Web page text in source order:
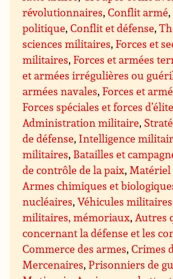
révolutionnaires,Conflit armé,
politique,Conflit et défense,
sciences militaires,Forces et
militaires,Forces et armées
et armées irrégulières ou
armées navales,Forces et
Forces spéciales et forces d’élite
Administration militaire,
de défense, Intelligence
militaires, Batailles et
de contrôle de la paix,Matériel
Armes chimiques et
nucléaires,Véhicules militaires
militaires, mémoriaux,Autres
concernant la défense et les
Commerce des armes,Crimes
Mercenaires,Prisonniers de